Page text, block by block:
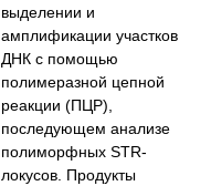
выделении и
амплификации участков
ДНК с помощью
полимеразной цепной
реакции (ПЦР),
последующем анализе
полиморфных STR-
локусов. Продукты